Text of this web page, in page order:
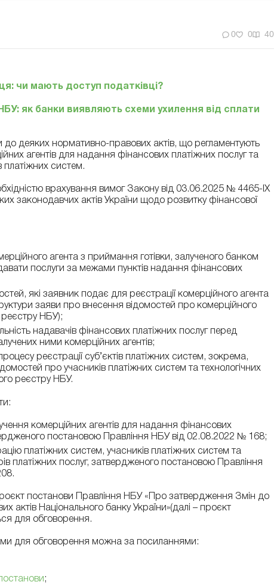
0 0 40
чи мають доступ податківці?
як банки виявляють схеми ухилення від сплати
до деяких нормативно-правових актів, що регламентують
агентів для надання фінансових платіжних послуг та
платіжних систем.
врахування вимог Закону від 03.06.2025 № 4465-IX
законодавчих актів України щодо розвитку фінансової
агента з приймання готівки, залученого банком
послуги за межами пунктів надання фінансових
які заявник подає для реєстрації комерційного агента
заяви про внесення відомостей про комерційного
реєстру НБУ);
надавачів фінансових платіжних послуг перед
ними комерційних агентів;
реєстрації суб’єктів платіжних систем, зокрема,
про учасників платіжних систем та технологічних
реєстру НБУ.
комерційних агентів для надання фінансових
постановою Правління НБУ від 02.08.2022 № 168;
платіжних систем, учасників платіжних систем та
платіжних послуг, затвердженого постановою Правління
постанови Правління НБУ «Про затвердження Змін до
актів Національного банку України»(далі – проєкт
для обговорення.
для обговорення можна за посиланнями:
;